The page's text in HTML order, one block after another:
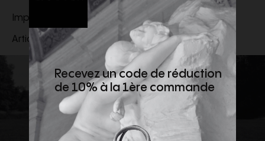
Importé
Article80834461
Recevez un code de réduction
de 10% à la 1ère commande